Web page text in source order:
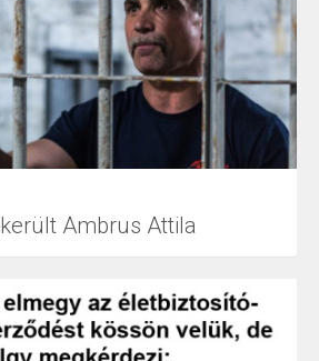
Ambrus Attila